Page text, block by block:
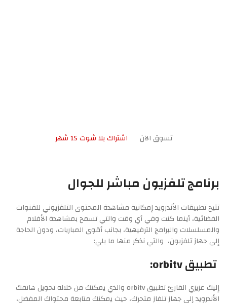
تسوق الآن اشتراك يلا شوت 15 شهر
برنامج تلفزيون مباشر للجوال
تتيح تطبيقات الأندرويد إمكانية مشاهدة المحتوى التلفزيوني للقنوات
الفضائية، أينما كنت وفي أي وقت والتي تسمح بمشاهدة الأفلام
والمسلسلات والبرامج الترفيهية، بجانب أقوى المباريات، ودون الحاجة
إلى جهاز تلفزيون، والتي نذكر منها ما يلي:
تطبيق orbitv:
إليك عزيزي القارئ تطبيق orbitv والذي يمكنك من خلاله تحويل هاتفك
الأندرويد إلى جهاز تلفاز متحرك، حيث يمكنك متابعة محتواك المفضل،